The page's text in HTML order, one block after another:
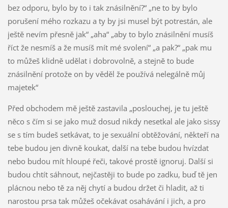
bez odporu, bylo by to i tak znásilnění?“ „ne to by bylo
porušení mého rozkazu a ty by jsi musel být potrestán, ale
ještě nevím přesně jak“ „aha“ „aby to bylo znásilnění musíš
říct že nesmíš a že musíš mít mé svolení“ „a pak?“ „pak mu
to můžeš klidně udělat i dobrovolně, a stejně to bude
znásilnění protože on by věděl že používá nelegálně můj
majetek“
Před obchodem mě ještě zastavila „poslouchej, je tu ještě
něco s čím si se jako muž dosud nikdy nesetkal ale jako sissy
se s tím budeš setkávat, to je sexuální obtěžování, někteří na
tebe budou jen divně koukat, další na tebe budou hvízdat
nebo budou mít hloupé řeči, takové prostě ignoruj. Další si
budou chtít sáhnout, nejčastěji to bude po zadku, buď tě jen
plácnou nebo tě za něj chytí a budou držet či hladit, až ti
narostou prsa tak můžeš očekávat osahávání i jich, a pro